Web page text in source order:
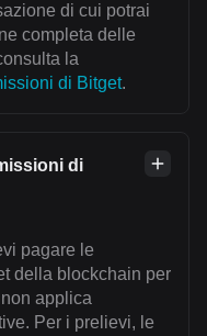
di cui potrai
completa delle
la
di Bitget.
di
pagare le
della blockchain per
applica
Per i prelievi, le